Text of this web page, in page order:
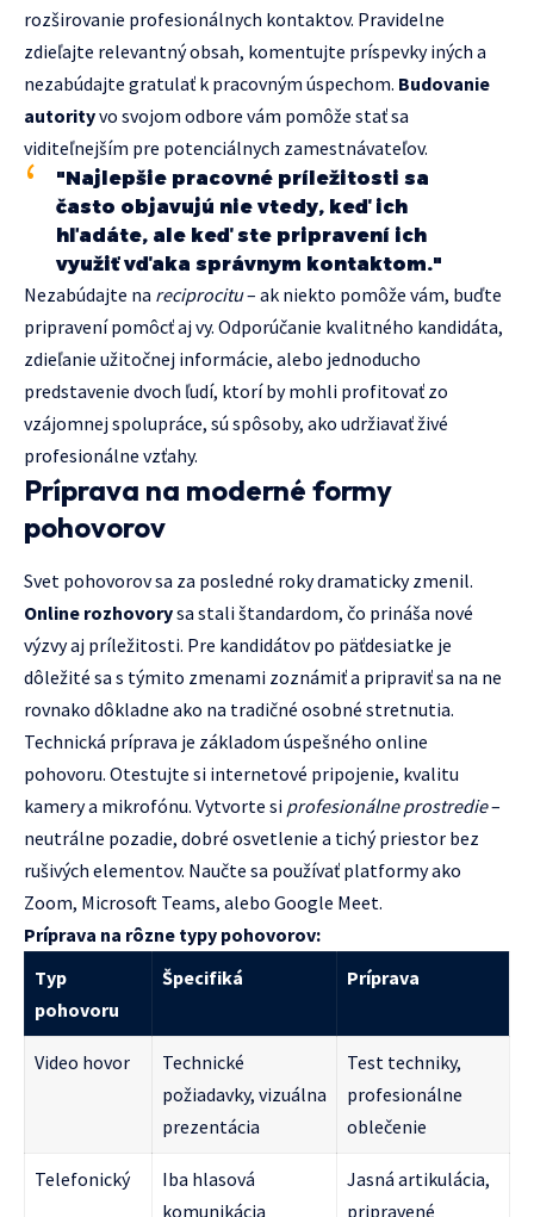
rozširovanie profesionálnych kontaktov. Pravidelne
zdieľajte relevantný obsah, komentujte príspevky iných a
nezabúdajte gratulať k pracovným úspechom. Budovanie
autorityvo svojom odbore vám pomôže stať sa
viditeľnejším pre potenciálnych zamestnávateľov.
"Najlepšie pracovné príležitosti sa
často objavujú nie vtedy, keď ich
hľadáte, ale keď ste pripravení ich
využiť vďaka správnym kontaktom."
Nezabúdajte na reciprocitu– ak niekto pomôže vám, buďte
pripravení pomôcť aj vy. Odporúčanie kvalitného kandidáta,
zdieľanie užitočnej informácie, alebo jednoducho
predstavenie dvoch ľudí, ktorí by mohli profitovať zo
vzájomnej spolupráce, sú spôsoby, ako udržiavať živé
profesionálne vzťahy.
Príprava na moderné formy
pohovorov
Svet pohovorov sa za posledné roky dramaticky zmenil.
Online rozhovorysa stali štandardom, čo prináša nové
výzvy aj príležitosti. Pre kandidátov po päťdesiatke je
dôležité sa s týmito zmenami zoznámiť a pripraviť sa na ne
rovnako dôkladne ako na tradičné osobné stretnutia.
Technická príprava je základom úspešného online
pohovoru. Otestujte si internetové pripojenie, kvalitu
kamery a mikrofónu. Vytvorte si profesionálne prostredie–
neutrálne pozadie, dobré osvetlenie a tichý priestor bez
rušivých elementov. Naučte sa používať platformy ako
Zoom, Microsoft Teams, alebo Google Meet.
Príprava na rôzne typy pohovorov:
Typ
pohovoru
Špecifiká Príprava
Video hovor
Technické
požiadavky, vizuálna
prezentácia
Test techniky,
profesionálne
oblečenie
Telefonický
Iba hlasová
komunikácia
Jasná artikulácia,
pripravené